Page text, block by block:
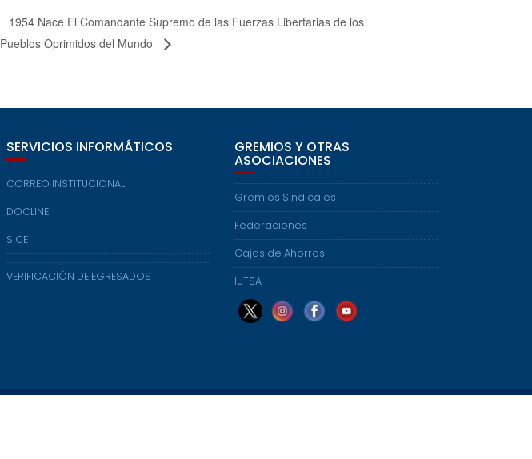
1954 Nace El Comandante Supremo de las Fuerzas Libertarias de los
Pueblos Oprimidos del Mundo
SERVICIOS INFORMÁTICOS
CORREO INSTITUCIONAL
DOCLINE
SICE
VERIFICACIÓN DE EGRESADOS
GREMIOS Y OTRAS
ASOCIACIONES
Gremios Sindicales
Federaciones
Cajas de Ahorros
IUTSA